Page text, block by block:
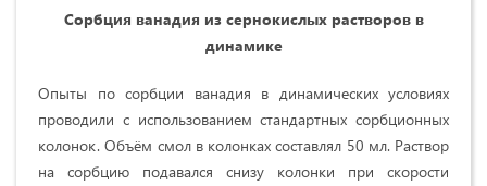
Сорбция ванадия из сернокислых растворов в
динамике
Опыты по сорбции ванадия в динамических условиях
проводили с использованием стандартных сорбционных
колонок. Объём смол в колонках составлял 50 мл. Раствор
на сорбцию подавался снизу колонки при скорости